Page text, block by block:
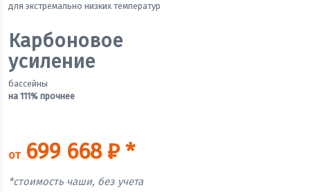
для экстремально низких температур
Карбоновое
усиление
бассейны
на 111% прочнее
от699 668 ₽ *
*стоимость чаши, без учета